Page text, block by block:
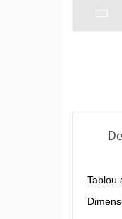
Tablou